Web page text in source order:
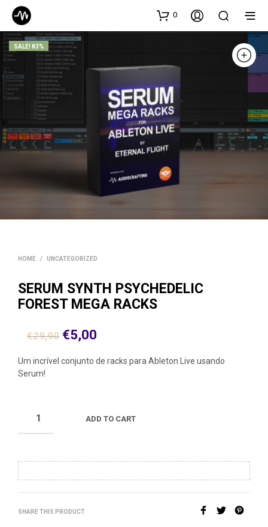
0
SALE! 83%
HOME / UNCATEGORIZED
SERUM SYNTH PSYCHEDELIC
FOREST MEGA RACKS
€29,90 €5,00
Um incrível conjunto de racks para Ableton Live usando
Serum!
ADD TO CART
SHARE THIS PRODUCT